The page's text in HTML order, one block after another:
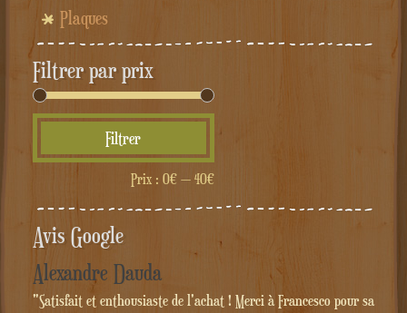
Plaques
Filtrer par prix
min
max
Filtrer
Prix : 0€— 40€
Avis Google
Alexandre Dauda
"Satisfait et enthousiaste de l'achat ! Merci à Francesco pour sa